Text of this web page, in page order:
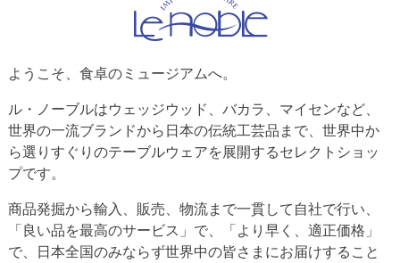
ようこそ、食卓のミュージアムへ。
ル・ノーブルはウェッジウッド、バカラ、マイセンなど、
世界の一流ブランドから日本の伝統工芸品まで、世界中か
ら選りすぐりのテーブルウェアを展開するセレクトショッ
プです。
商品発掘から輸入、販売、物流まで一貫して自社で行い、
「良い品を最高のサービス」で、「より早く、適正価格」
で、日本全国のみならず世界中の皆さまにお届けすること